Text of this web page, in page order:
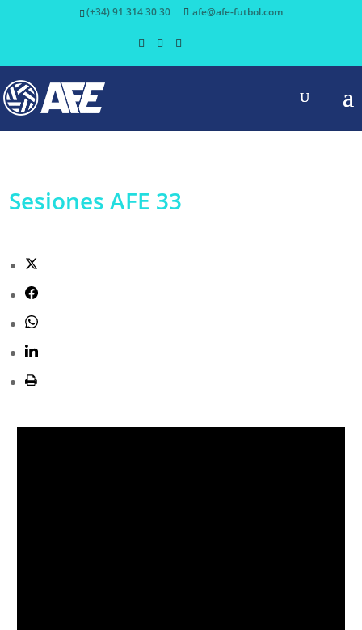
(+34) 91 314 30 30 afe@afe-futbol.com
Sesiones AFE 33